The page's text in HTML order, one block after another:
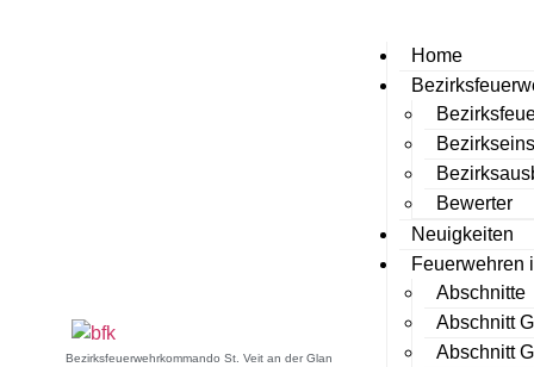
Bezirksfeuerwehrkommando St. Veit an der Glan
Home
Bewerter
Neuigkeiten
Feuerwehren
Abschnitte
Abschnitt
Abschnitt